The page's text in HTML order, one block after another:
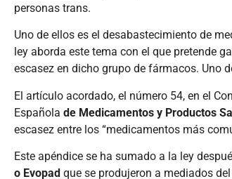
personas trans.
Uno de ellos es el desabastecimiento de
ley aborda este tema con el que pretende
escasez en dicho grupo de fármacos. Uno
El artículo acordado, el número 54, en el
Española de Medicamentos y Productos
escasez entre los “medicamentos más
Este apéndice se ha sumado a la ley
o Evopad que se produjeron a mediados del